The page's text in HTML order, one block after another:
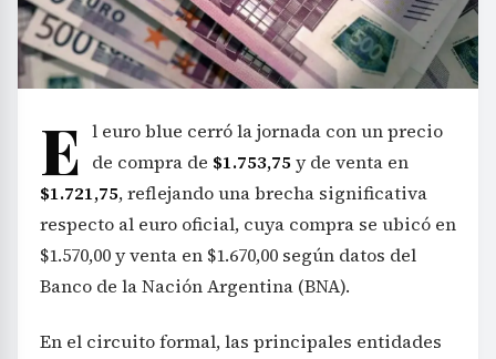
E l euro blue cerró la jornada con un precio
de compra de $1.753,75 y de venta en
$1.721,75, reflejando una brecha significativa
respecto al euro oficial, cuya compra se ubicó en
$1.570,00 y venta en $1.670,00 según datos del
Banco de la Nación Argentina (BNA).
En el circuito formal, las principales entidades